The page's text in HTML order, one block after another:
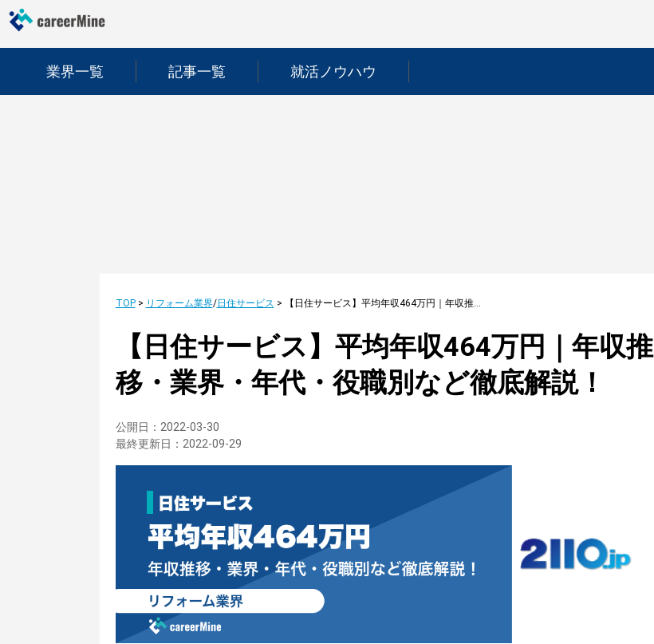
業界一覧 記事一覧 就活ノウハウ
TOP> リフォーム業界/日住サービス > 【日住サービス】平均年収464万円｜年収推移・業界・年代・役職別など徹底解説！
【日住サービス】平均年収464万円｜年収推
移・業界・年代・役職別など徹底解説！
公開日： 2022-03-30
最終更新日： 2022-09-29